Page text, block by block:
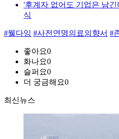
'후계자 없어도 기업은 남
식
#웰다잉 #사전연명의료의향서 #
좋아요0
화나요0
슬퍼요0
더 궁금해요0
최신뉴스